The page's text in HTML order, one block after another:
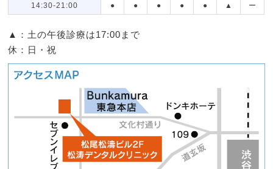
14:30-21:00 ● ● ● ● ● ▲ ー
▲：土の午後診療は17:00まで
休：日・祝